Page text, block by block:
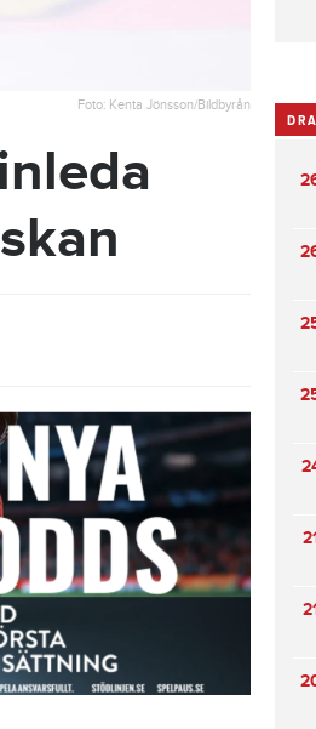
Foto: Kenta Jönsson/Bildbyrån